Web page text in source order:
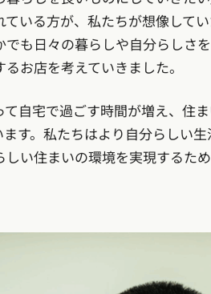
いる方が、私たちが想像して
も日々の暮らしや自分らしさ
お店を考えていきました。
自宅で過ごす時間が増え、住
す。私たちはより自分らしい
い住まいの環境を実現するた